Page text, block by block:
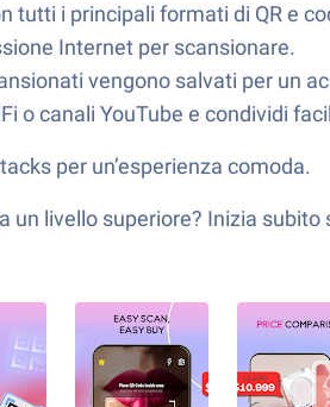
tutti i principali formati di QR e
Internet per scansionare.
vengono salvati per un
o canali YouTube e condividi
per un’esperienza comoda.
un livello superiore? Inizia